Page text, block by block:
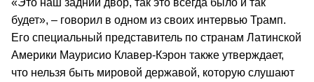
«Это наш задний двор, так это всегда было и так
будет», – говорил в одном из своих интервью Трамп.
Его специальный представитель по странам Латинской
Америки Маурисио Клавер-Кэрон также утверждает,
что нельзя быть мировой державой, которую слушают